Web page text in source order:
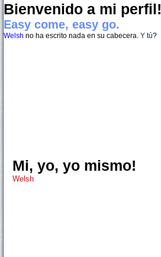
Bienvenido a mi perfil!
Easy come, easy go.
Welsh no ha escrito nada en su cabecera. Y tú?
Mi, yo, yo mismo!
Welsh